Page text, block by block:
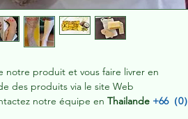
notre produit et vous faire livrer en
des produits via le site Web
notre équipe en Thailande +66（0）